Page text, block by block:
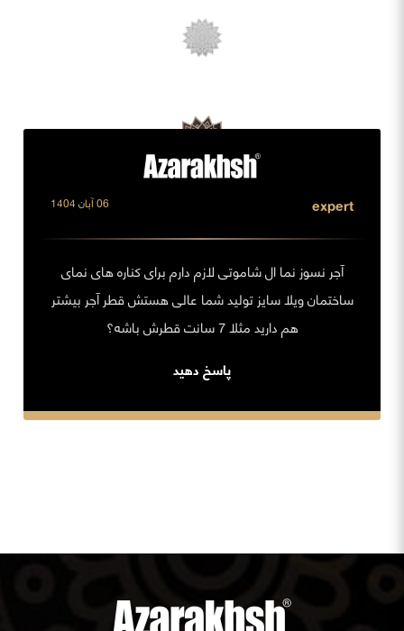
expert 06 آبان 1404
آجر نسوز نما ال شاموتی لازم دارم برای کناره های نمای
ساختمان ویلا سایز تولید شما عالی هستش قطر آجر بیشتر
هم دارید مثلا 7 سانت قطرش باشه؟
پاسخ دهید